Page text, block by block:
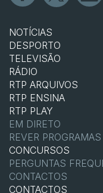
NOTÍCIAS
DESPORTO
TELEVISÃO
RÁDIO
RTP ARQUIVOS
RTP ENSINA
RTP PLAY
EM DIRETO
REVER PROGRAMAS
CONCURSOS
PERGUNTAS
CONTACTOS
CONTACTOS